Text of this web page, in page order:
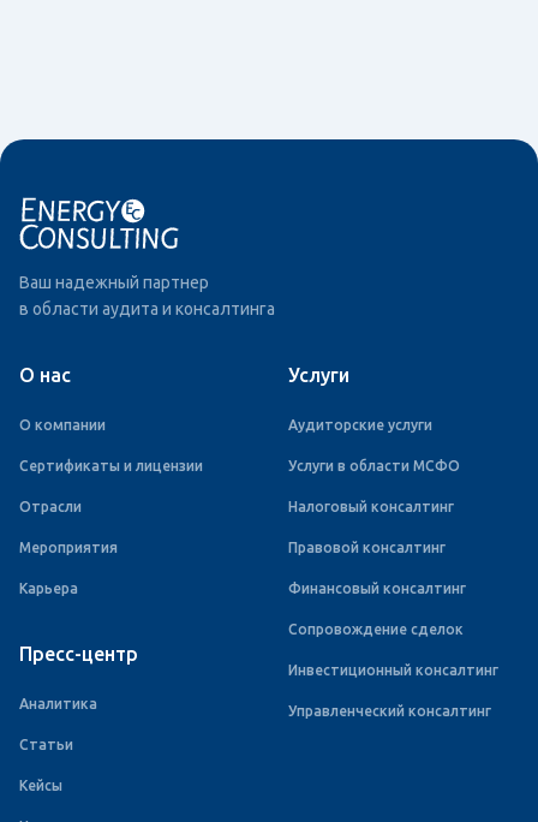
Ваш надежный партнер
в области аудита и консалтинга
О нас
О компании
Сертификаты и лицензии
Отрасли
Мероприятия
Карьера
Пресс-центр
Аналитика
Статьи
Кейсы
Услуги
Аудиторские услуги
Услуги в области МСФО
Налоговый консалтинг
Правовой консалтинг
Финансовый консалтинг
Сопровождение сделок
Инвестиционный консалтинг
Управленческий консалтинг